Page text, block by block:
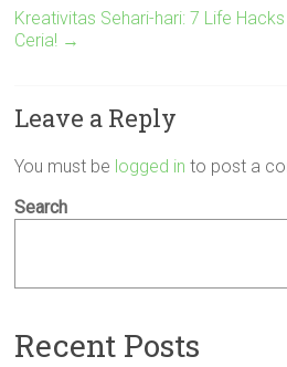
Kreativitas Sehari-hari: 7 Life
Ceria! →
Leave a Reply
You must be logged in to post a
Search
Recent Posts